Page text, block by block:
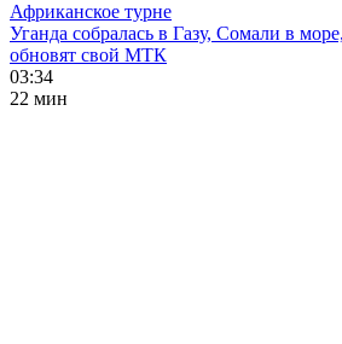
Африканское турне
Уганда собралась в Газу, Сомали в
обновят свой МТК
03:34
22 мин